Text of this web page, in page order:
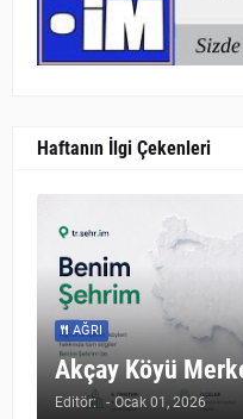
Haftanın İlgi Çekenleri
AĞRI
Akçay Köyü
Editör: - Ocak 01, 2026